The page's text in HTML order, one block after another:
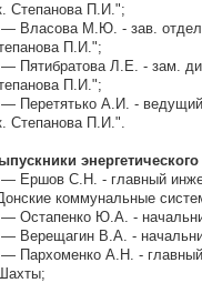
Степанова П.И.";
Власова М.Ю. - зав.
П.И.";
Пятибратова Л.Е. - зам.
П.И.";
Перетятько А.И. -
Степанова П.И.".
Ершов С.Н. - главный
коммунальные
Остапенко Ю.А. -
Верещагин В.А. -
Пархоменко А.Н. - главный